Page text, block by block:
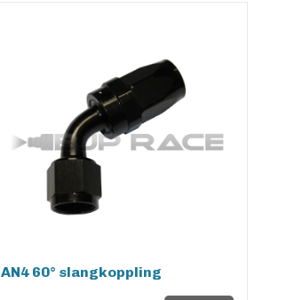
AN4 60° slangkoppling